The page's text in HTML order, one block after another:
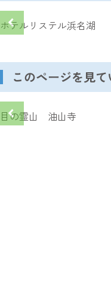
ホテルリステル浜名湖
このページを見
目の霊山 油山寺